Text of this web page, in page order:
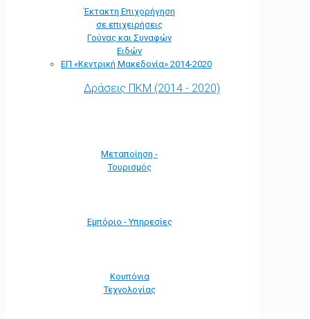
Έκτακτη Επιχορήγηση
σε επιχειρήσεις
Γούνας και Συναφών
Ειδών
ΕΠ «Kεντρική Μακεδονία» 2014-2020
Δράσεις ΠΚΜ (2014 - 2020)
Μεταποίηση -
Τουρισμός
Εμπόριο - Υπηρεσίες
Κουπόνια
Τεχνολογίας